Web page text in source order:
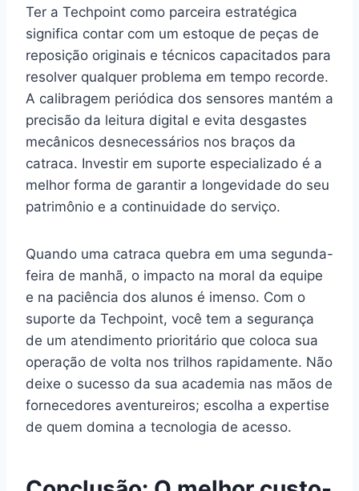
Ter a Techpoint como parceira estratégica
significa contar com um estoque de peças de
reposição originais e técnicos capacitados para
resolver qualquer problema em tempo recorde.
A calibragem periódica dos sensores mantém a
precisão da leitura digital e evita desgastes
mecânicos desnecessários nos braços da
catraca. Investir em suporte especializado é a
melhor forma de garantir a longevidade do seu
patrimônio e a continuidade do serviço.
Quando uma catraca quebra em uma segunda-
feira de manhã, o impacto na moral da equipe
e na paciência dos alunos é imenso. Com o
suporte da Techpoint, você tem a segurança
de um atendimento prioritário que coloca sua
operação de volta nos trilhos rapidamente. Não
deixe o sucesso da sua academia nas mãos de
fornecedores aventureiros; escolha a expertise
de quem domina a tecnologia de acesso.